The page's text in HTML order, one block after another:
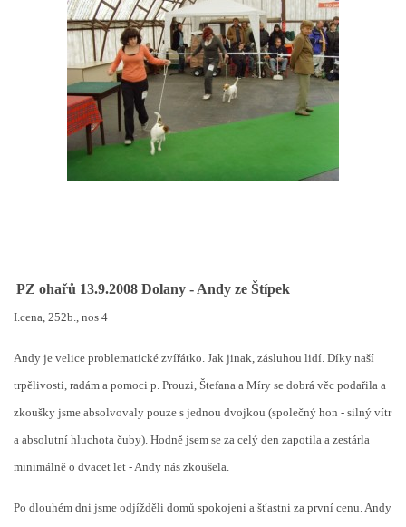
PZ ohařů 13.9.2008 Dolany - Andy ze Štípek
I.cena, 252b., nos 4
Andy je velice problematické zvířátko. Jak jinak, zásluhou lidí. Díky naší
trpělivosti, radám a pomoci p. Prouzi, Štefana a Míry se dobrá věc podařila a
zkoušky jsme absolvovaly pouze s jednou dvojkou (společný hon - silný vítr
a absolutní hluchota čuby). Hodně jsem se za celý den zapotila a zestárla
minimálně o dvacet let - Andy nás zkoušela.
Po dlouhém dni jsme odjížděli domů spokojeni a šťastni za první cenu. Andy